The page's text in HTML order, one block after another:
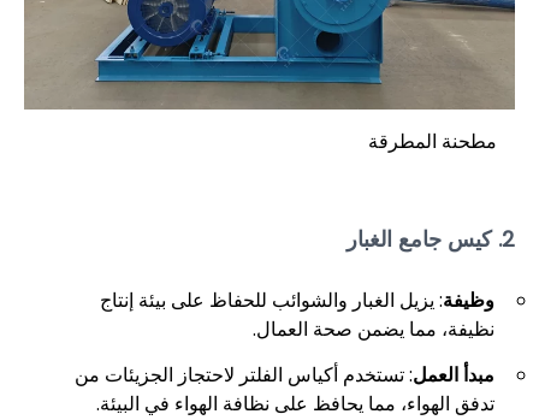
مطحنة المطرقة
2. كيس جامع الغبار
وظيفة: يزيل الغبار والشوائب للحفاظ على بيئة إنتاج
نظيفة، مما يضمن صحة العمال.
مبدأ العمل: تستخدم أكياس الفلتر لاحتجاز الجزيئات من
تدفق الهواء، مما يحافظ على نظافة الهواء في البيئة.